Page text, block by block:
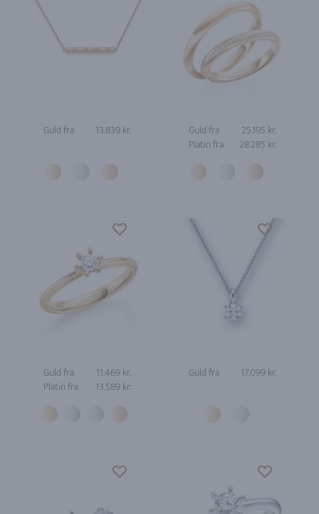
Guld fra 13.839 kr. Guld fra
25.195 kr.
Platin fra
28.285 kr.
Guld fra
11.469 kr.
Platin fra
13.589 kr.
Guld fra 17.099 kr.